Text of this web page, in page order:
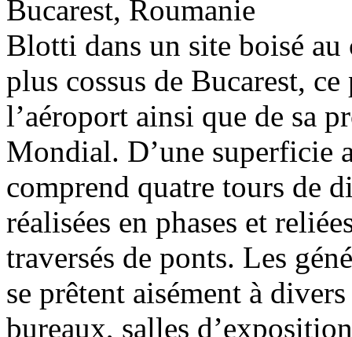
Bucarest, Roumanie
Blotti dans un site boisé
plus cossus de Bucarest,
l’aéroport ainsi que de sa
Mondial. D’une superficie
comprend quatre tours de
réalisées en phases et
traversés de ponts. Les
se prêtent aisément à
bureaux, salles